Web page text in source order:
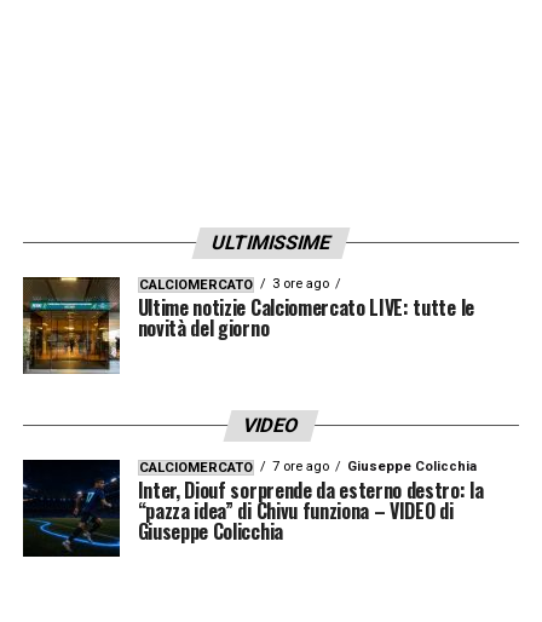
ULTIMISSIME
CALCIOMERCATO 3 ore ago
Ultime notizie Calciomercato LIVE: tutte le
novità del giorno
VIDEO
CALCIOMERCATO 7 ore ago Giuseppe Colicchia
Inter, Diouf sorprende da esterno destro: la
“pazza idea” di Chivu funziona – VIDEO di
Giuseppe Colicchia